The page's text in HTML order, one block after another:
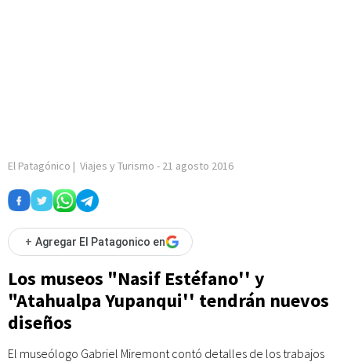
El Patagónico | Viajes y Turismo - 21 agosto 2016
+ Agregar El Patagonico en
Los museos "Nasif Estéfano'' y
"Atahualpa Yupanqui'' tendrán nuevos
diseños
El museólogo Gabriel Miremont contó detalles de los trabajos